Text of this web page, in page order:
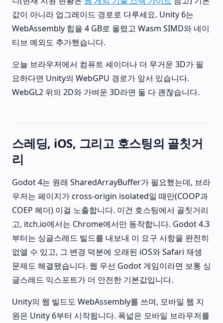
값이 아니라 업그레이드 경로로 다루세요. Unity 6는
WebAssembly 힙을 4 GB로 올렸고 Wasm SIMD와 네이
티브 예외도 추가했습니다.
오늘 브라우저에서 컴퓨트 셰이더나 더 무거운 3D가 필
요하다면 Unity의 WebGPU 경로가 앞서 있습니다.
WebGL2 위의 2D와 가벼운 3D라면 둘 다 괜찮습니다.
스레딩, iOS, 그리고 호스팅의 골칫거
리
Godot 4는 원래 SharedArrayBuffer가 필요했는데, 브라
우저는 페이지가 cross-origin isolated일 때만(COOP과
COEP 헤더) 이걸 노출합니다. 이건 호스팅에서 골칫거리
고, itch.io에서는 Chrome에서만 동작합니다. Godot 4.3
부터는 싱글스레드 빌드를 내보내 이 요구 사항을 완전히
없앨 수 있고, 그 변경 덕분에 오래된 iOS와 Safari 재생
문제도 해결됐습니다. 웹 우선 Godot 게임이라면 보통 싱
글스레드 익스포트가 더 안전한 기본값입니다.
Unity의 웹 빌드도 WebAssembly를 쓰며, 모바일 웹 지
원은 Unity 6부터 시작됩니다. 폭넓은 모바일 브라우저를